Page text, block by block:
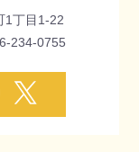
1丁目1-22
234-0755